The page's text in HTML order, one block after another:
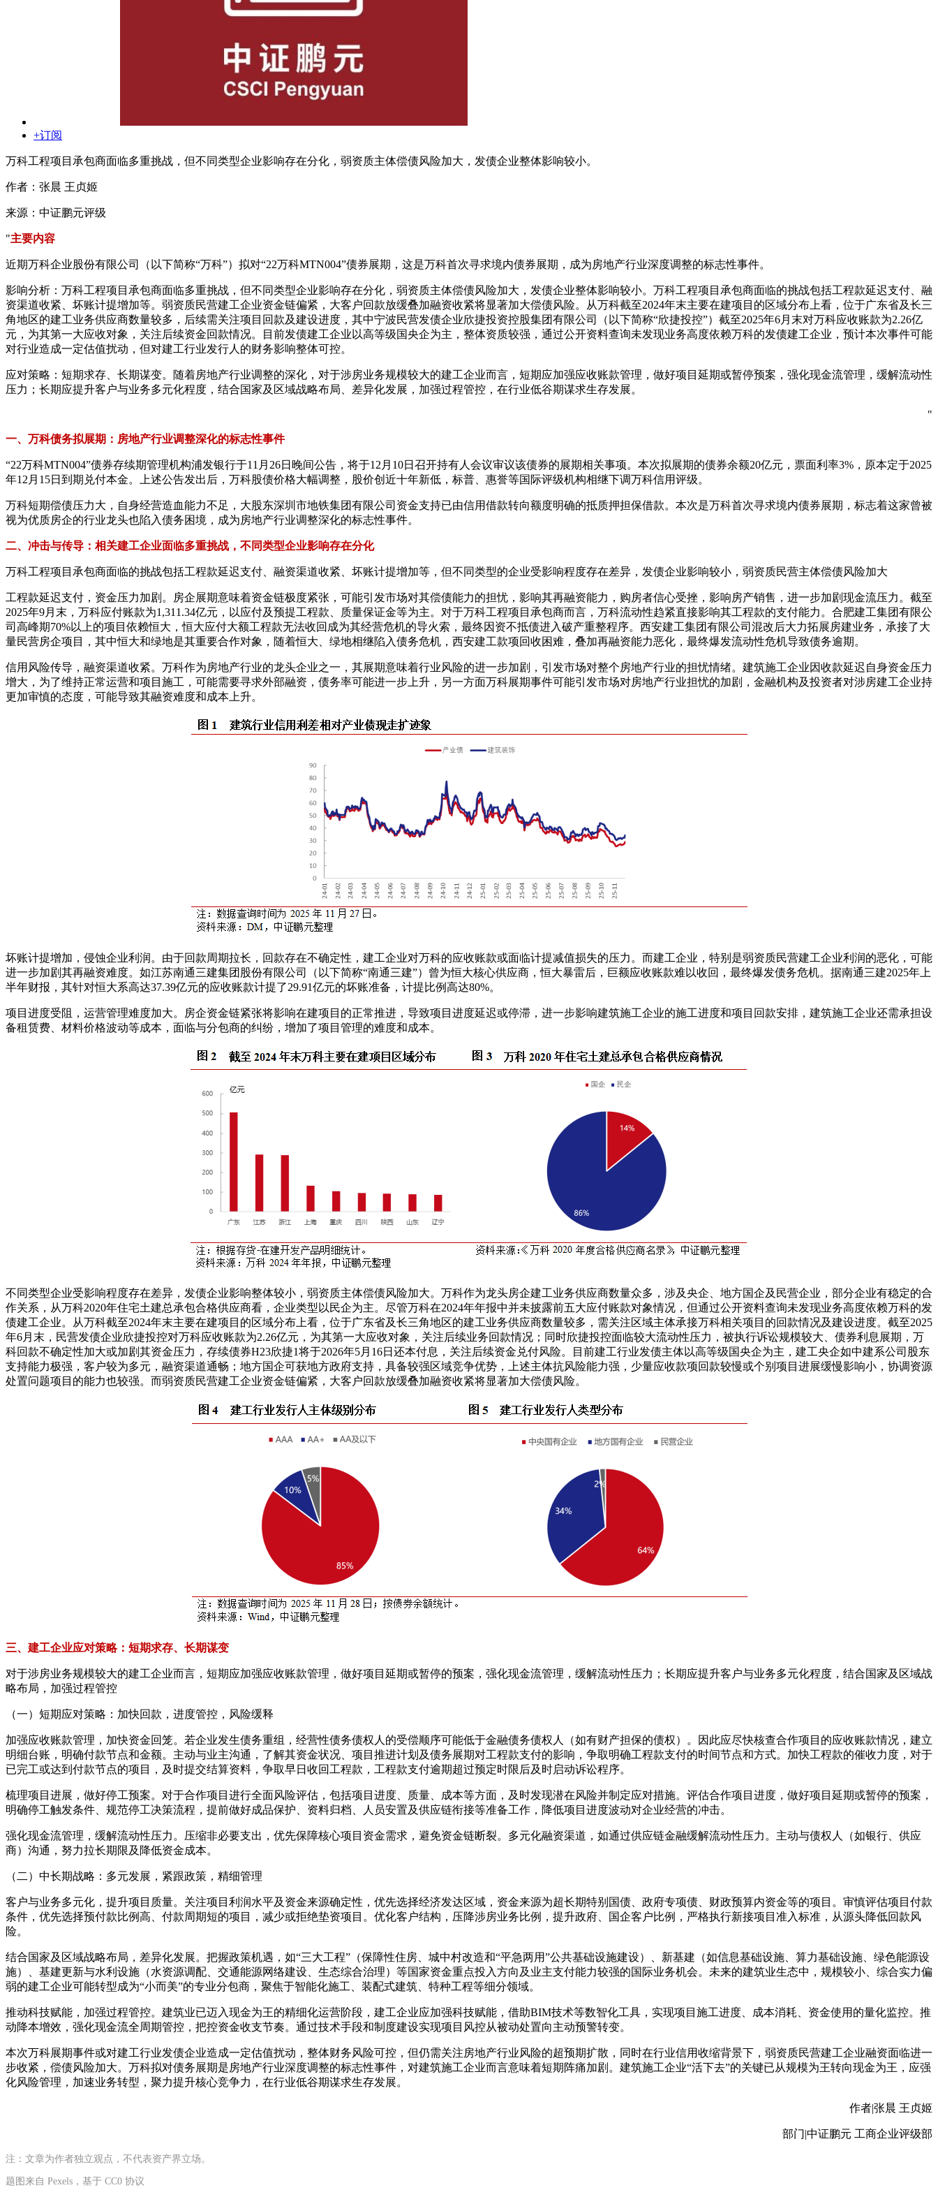
+订阅
万科工程项目承包商面临多重挑战，但不同类型企业影响存在分化，弱资质主体偿债风险加大，发债企业整体影响较小。
作者：张晨 王贞姬
来源：中证鹏元评级
"主要内容
近期万科企业股份有限公司（以下简称“万科”）拟对“22万科MTN004”债券展期，这是万科首次寻求境内债券展期，成为房地产行业深度调整的标志性事件。
影响分析：万科工程项目承包商面临多重挑战，但不同类型企业影响存在分化，弱资质主体偿债风险加大，发债企业整体影响较小。万科工程项目承包商面临的挑战包括工程款延迟支付、融
资渠道收紧、坏账计提增加等。弱资质民营建工企业资金链偏紧，大客户回款放缓叠加融资收紧将显著加大偿债风险。从万科截至2024年末主要在建项目的区域分布上看，位于广东省及长三
角地区的建工业务供应商数量较多，后续需关注项目回款及建设进度，其中宁波民营发债企业欣捷投资控股集团有限公司（以下简称“欣捷投控”）截至2025年6月末对万科应收账款为2.26亿
元，为其第一大应收对象，关注后续资金回款情况。目前发债建工企业以高等级国央企为主，整体资质较强，通过公开资料查询未发现业务高度依赖万科的发债建工企业，预计本次事件可能
对行业造成一定估值扰动，但对建工行业发行人的财务影响整体可控。
应对策略：短期求存、长期谋变。随着房地产行业调整的深化，对于涉房业务规模较大的建工企业而言，短期应加强应收账款管理，做好项目延期或暂停预案，强化现金流管理，缓解流动性
压力；长期应提升客户与业务多元化程度，结合国家及区域战略布局、差异化发展，加强过程管控，在行业低谷期谋求生存发展。
"
一、万科债务拟展期：房地产行业调整深化的标志性事件
“22万科MTN004”债券存续期管理机构浦发银行于11月26日晚间公告，将于12月10日召开持有人会议审议该债券的展期相关事项。本次拟展期的债券余额20亿元，票面利率3%，原本定于2025
年12月15日到期兑付本金。上述公告发出后，万科股债价格大幅调整，股价创近十年新低，标普、惠誉等国际评级机构相继下调万科信用评级。
万科短期偿债压力大，自身经营造血能力不足，大股东深圳市地铁集团有限公司资金支持已由信用借款转向额度明确的抵质押担保借款。本次是万科首次寻求境内债券展期，标志着这家曾被
视为优质房企的行业龙头也陷入债务困境，成为房地产行业调整深化的标志性事件。
二、冲击与传导：相关建工企业面临多重挑战，不同类型企业影响存在分化
万科工程项目承包商面临的挑战包括工程款延迟支付、融资渠道收紧、坏账计提增加等，但不同类型的企业受影响程度存在差异，发债企业影响较小，弱资质民营主体偿债风险加大
工程款延迟支付，资金压力加剧。房企展期意味着资金链极度紧张，可能引发市场对其偿债能力的担忧，影响其再融资能力，购房者信心受挫，影响房产销售，进一步加剧现金流压力。截至
2025年9月末，万科应付账款为1,311.34亿元，以应付及预提工程款、质量保证金等为主。对于万科工程项目承包商而言，万科流动性趋紧直接影响其工程款的支付能力。合肥建工集团有限公
司高峰期70%以上的项目依赖恒大，恒大应付大额工程款无法收回成为其经营危机的导火索，最终因资不抵债进入破产重整程序。西安建工集团有限公司混改后大力拓展房建业务，承接了大
量民营房企项目，其中恒大和绿地是其重要合作对象，随着恒大、绿地相继陷入债务危机，西安建工款项回收困难，叠加再融资能力恶化，最终爆发流动性危机导致债务逾期。
信用风险传导，融资渠道收紧。万科作为房地产行业的龙头企业之一，其展期意味着行业风险的进一步加剧，引发市场对整个房地产行业的担忧情绪。建筑施工企业因收款延迟自身资金压力
增大，为了维持正常运营和项目施工，可能需要寻求外部融资，债务率可能进一步上升，另一方面万科展期事件可能引发市场对房地产行业担忧的加剧，金融机构及投资者对涉房建工企业持
更加审慎的态度，可能导致其融资难度和成本上升。
坏账计提增加，侵蚀企业利润。由于回款周期拉长，回款存在不确定性，建工企业对万科的应收账款或面临计提减值损失的压力。而建工企业，特别是弱资质民营建工企业利润的恶化，可能
进一步加剧其再融资难度。如江苏南通三建集团股份有限公司（以下简称“南通三建”）曾为恒大核心供应商，恒大暴雷后，巨额应收账款难以收回，最终爆发债务危机。据南通三建2025年上
半年财报，其针对恒大系高达37.39亿元的应收账款计提了29.91亿元的坏账准备，计提比例高达80%。
项目进度受阻，运营管理难度加大。房企资金链紧张将影响在建项目的正常推进，导致项目进度延迟或停滞，进一步影响建筑施工企业的施工进度和项目回款安排，建筑施工企业还需承担设
备租赁费、材料价格波动等成本，面临与分包商的纠纷，增加了项目管理的难度和成本。
不同类型企业受影响程度存在差异，发债企业影响整体较小，弱资质主体偿债风险加大。万科作为龙头房企建工业务供应商数量众多，涉及央企、地方国企及民营企业，部分企业有稳定的合
作关系，从万科2020年住宅土建总承包合格供应商看，企业类型以民企为主。尽管万科在2024年年报中并未披露前五大应付账款对象情况，但通过公开资料查询未发现业务高度依赖万科的发
债建工企业。从万科截至2024年末主要在建项目的区域分布上看，位于广东省及长三角地区的建工业务供应商数量较多，需关注区域主体承接万科相关项目的回款情况及建设进度。截至2025
年6月末，民营发债企业欣捷投控对万科应收账款为2.26亿元，为其第一大应收对象，关注后续业务回款情况；同时欣捷投控面临较大流动性压力，被执行诉讼规模较大、债券利息展期，万
科回款不确定性加大或加剧其资金压力，存续债券H23欣捷1将于2026年5月16日还本付息，关注后续资金兑付风险。目前建工行业发债主体以高等级国央企为主，建工央企如中建系公司股东
支持能力极强，客户较为多元，融资渠道通畅；地方国企可获地方政府支持，具备较强区域竞争优势，上述主体抗风险能力强，少量应收款项回款较慢或个别项目进展缓慢影响小，协调资源
处置问题项目的能力也较强。而弱资质民营建工企业资金链偏紧，大客户回款放缓叠加融资收紧将显著加大偿债风险。
三、建工企业应对策略：短期求存、长期谋变
对于涉房业务规模较大的建工企业而言，短期应加强应收账款管理，做好项目延期或暂停的预案，强化现金流管理，缓解流动性压力；长期应提升客户与业务多元化程度，结合国家及区域战
略布局，加强过程管控
（一）短期应对策略：加快回款，进度管控，风险缓释
加强应收账款管理，加快资金回笼。若企业发生债务重组，经营性债务债权人的受偿顺序可能低于金融债务债权人（如有财产担保的债权）。因此应尽快核查合作项目的应收账款情况，建立
明细台账，明确付款节点和金额。主动与业主沟通，了解其资金状况、项目推进计划及债务展期对工程款支付的影响，争取明确工程款支付的时间节点和方式。加快工程款的催收力度，对于
已完工或达到付款节点的项目，及时提交结算资料，争取早日收回工程款，工程款支付逾期超过预定时限后及时启动诉讼程序。
梳理项目进展，做好停工预案。对于合作项目进行全面风险评估，包括项目进度、质量、成本等方面，及时发现潜在风险并制定应对措施。评估合作项目进度，做好项目延期或暂停的预案，
明确停工触发条件、规范停工决策流程，提前做好成品保护、资料归档、人员安置及供应链衔接等准备工作，降低项目进度波动对企业经营的冲击。
强化现金流管理，缓解流动性压力。压缩非必要支出，优先保障核心项目资金需求，避免资金链断裂。多元化融资渠道，如通过供应链金融缓解流动性压力。主动与债权人（如银行、供应
商）沟通，努力拉长期限及降低资金成本。
（二）中长期战略：多元发展，紧跟政策，精细管理
客户与业务多元化，提升项目质量。关注项目利润水平及资金来源确定性，优先选择经济发达区域，资金来源为超长期特别国债、政府专项债、财政预算内资金等的项目。审慎评估项目付款
条件，优先选择预付款比例高、付款周期短的项目，减少或拒绝垫资项目。优化客户结构，压降涉房业务比例，提升政府、国企客户比例，严格执行新接项目准入标准，从源头降低回款风
险。
结合国家及区域战略布局，差异化发展。把握政策机遇，如“三大工程”（保障性住房、城中村改造和“平急两用”公共基础设施建设）、新基建（如信息基础设施、算力基础设施、绿色能源设
施）、基建更新与水利设施（水资源调配、交通能源网络建设、生态综合治理）等国家资金重点投入方向及业主支付能力较强的国际业务机会。未来的建筑业生态中，规模较小、综合实力偏
弱的建工企业可能转型成为“小而美”的专业分包商，聚焦于智能化施工、装配式建筑、特种工程等细分领域。
推动科技赋能，加强过程管控。建筑业已迈入现金为王的精细化运营阶段，建工企业应加强科技赋能，借助BIM技术等数智化工具，实现项目施工进度、成本消耗、资金使用的量化监控。推
动降本增效，强化现金流全周期管控，把控资金收支节奏。通过技术手段和制度建设实现项目风控从被动处置向主动预警转变。
本次万科展期事件或对建工行业发债企业造成一定估值扰动，整体财务风险可控，但仍需关注房地产行业风险的超预期扩散，同时在行业信用收缩背景下，弱资质民营建工企业融资面临进一
步收紧，偿债风险加大。万科拟对债务展期是房地产行业深度调整的标志性事件，对建筑施工企业而言意味着短期阵痛加剧。建筑施工企业“活下去”的关键已从规模为王转向现金为王，应强
化风险管理，加速业务转型，聚力提升核心竞争力，在行业低谷期谋求生存发展。
作者|张晨 王贞姬
部门|中证鹏元 工商企业评级部
注：文章为作者独立观点，不代表资产界立场。
题图来自 Pexels，基于 CC0 协议